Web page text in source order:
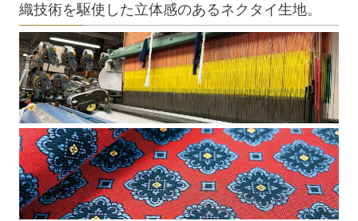
織技術を駆使した立体感のあるネクタイ生地。